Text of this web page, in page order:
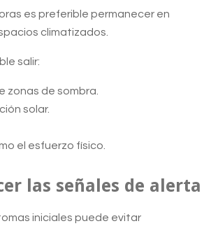
es preferible permanecer en
climatizados.
salir:
zonas de sombra.
solar.
el esfuerzo físico.
las señales de alerta
iniciales puede evitar